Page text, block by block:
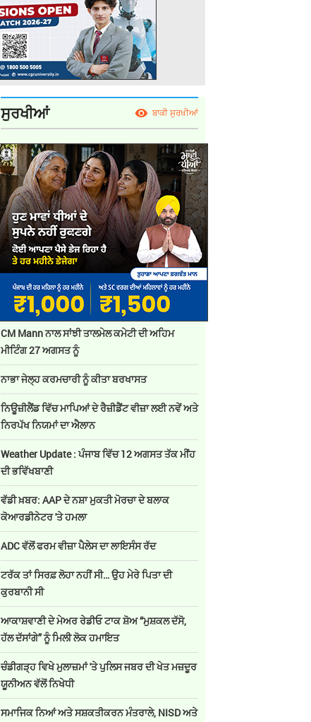
ਸੁਰਖੀਆਂ ਬਾਕੀ ਸੁਰਖੀਆਂ
CM Mann ਨਾਲ ਸਾਂਝੀ ਤਾਲਮੇਲ ਕਮੇਟੀ ਦੀ ਅਹਿਮ
ਮੀਟਿੰਗ 27 ਅਗਸਤ ਨੂੰ
ਨਾਭਾ ਜੇਲ੍ਹ ਕਰਮਚਾਰੀ ਨੂੰ ਕੀਤਾ ਬਰਖਾਸਤ
ਨਿਊਜ਼ੀਲੈਂਡ ਵਿੱਚ ਮਾਪਿਆਂ ਦੇ ਰੈਜ਼ੀਡੈਂਟ ਵੀਜ਼ਾ ਲਈ ਨਵੇਂ ਅਤੇ
ਨਿਰਪੱਖ ਨਿਯਮਾਂ ਦਾ ਐਲਾਨ
Weather Update : ਪੰਜਾਬ ਵਿੱਚ 12 ਅਗਸਤ ਤੱਕ ਮੀਂਹ
ਦੀ ਭਵਿੱਖਬਾਣੀ
ਵੱਡੀ ਖ਼ਬਰ: AAP ਦੇ ਨਸ਼ਾ ਮੁਕਤੀ ਮੋਰਚਾ ਦੇ ਬਲਾਕ
ਕੋਆਰਡੀਨੇਟਰ 'ਤੇ ਹਮਲਾ
ADC ਵੱਲੋਂ ਫਰਮ ਵੀਜ਼ਾ ਪੈਲੇਸ ਦਾ ਲਾਇਸੰਸ ਰੱਦ
ਟਰੱਕ ਤਾਂ ਸਿਰਫ਼ ਲੋਹਾ ਨਹੀਂ ਸੀ… ਉਹ ਮੇਰੇ ਪਿਤਾ ਦੀ
ਕੁਰਬਾਨੀ ਸੀ
ਆਕਾਸ਼ਵਾਣੀ ਦੇ ਮੇਅਰ ਰੇਡੀਓ ਟਾਕ ਸ਼ੋਅ “ਮੁਸ਼ਕਲ ਦੱਸੋ,
ਹੱਲ ਦੱਸਾਂਗੇ” ਨੂੰ ਮਿਲੀ ਲੋਕ ਹਮਾਇਤ
ਚੰਡੀਗੜ੍ਹ ਵਿਖੇ ਮੁਲਾਜ਼ਮਾਂ 'ਤੇ ਪੁਲਿਸ ਜਬਰ ਦੀ ਖੇਤ ਮਜ਼ਦੂਰ
ਯੂਨੀਅਨ ਵੱਲੋਂ ਨਿਖੇਧੀ
ਸਮਾਜਿਕ ਨਿਆਂ ਅਤੇ ਸਸ਼ਕਤੀਕਰਨ ਮੰਤਰਾਲੇ, NISD ਅਤੇ